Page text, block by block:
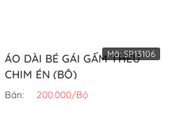
ÁO DÀI BÉ GÁI GẤM THÊU
CHIM ÉN (BỘ)
Bán: 200.000/Bộ
Mã: SP13106